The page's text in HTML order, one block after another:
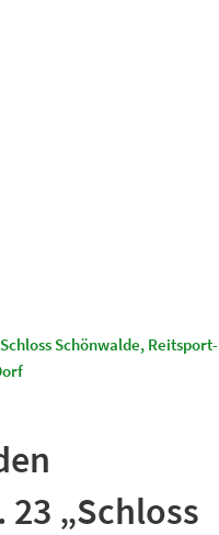
Schönwalde, Reitsport-
„Schloss